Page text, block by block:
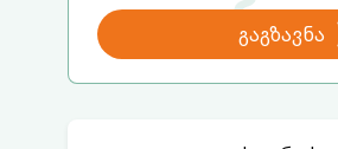
გაგზავნა